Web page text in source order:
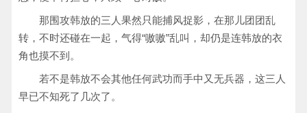
那围攻韩放的三人果然只能捕风捉影，在那儿团团乱
转，不时还碰在一起，气得“嗷嗷”乱叫，却仍是连韩放的衣
角也摸不到。
若不是韩放不会其他任何武功而手中又无兵器，这三人
早已不知死了几次了。